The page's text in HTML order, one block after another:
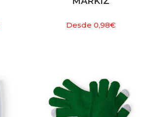
Desde 0,98€